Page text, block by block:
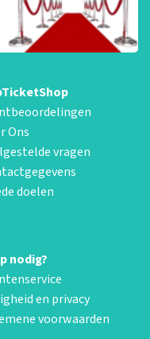
Ons
vragen
doelen
nodig?
en privacy
voorwaarden